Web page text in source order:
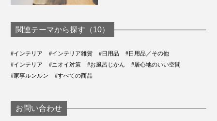
関連テーマから探す（10）
#インテリア #インテリア雑貨 #日用品
#日用品／その他
#インテリア
#ニオイ対策 #お風呂じかん
#居心地のいい空間
#家事ルンルン
#すべての商品
お問い合わせ